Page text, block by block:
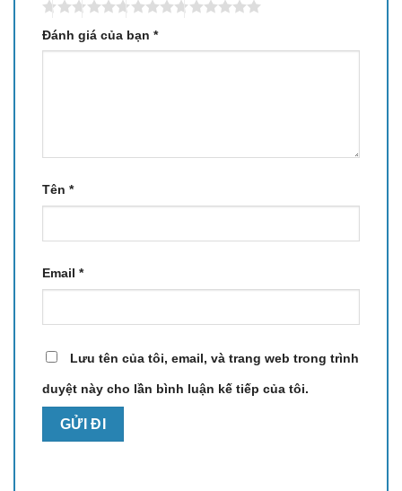
Đánh giá của bạn *
Tên *
Email *
Lưu tên của tôi, email, và trang web trong trình
duyệt này cho lần bình luận kế tiếp của tôi.